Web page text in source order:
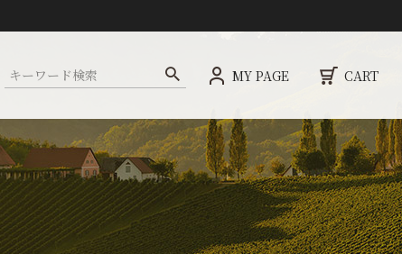
MY PAGE CART